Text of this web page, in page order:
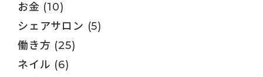
お金 (10)
シェアサロン (5)
働き方 (25)
ネイル (6)